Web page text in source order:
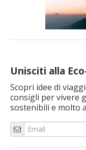
Unisciti alla
Scopri idee di
consigli per vivere
sostenibili e molto